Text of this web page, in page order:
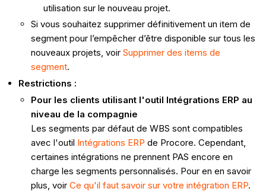
utilisation sur le nouveau projet.
Si vous souhaitez supprimer définitivement un item de
segment pour l’empêcher d’être disponible sur tous les
nouveaux projets, voirSupprimer des items de
segment.
Restrictions :
Pour les clients utilisant l'outil Intégrations ERP au
niveau de la compagnie
Les segments par défaut de WBS sont compatibles
avec l'outil Intégrations ERP de Procore. Cependant,
certaines intégrations ne prennent PAS encore en
charge les segments personnalisés. Pour en en savoir
plus, voirCe qu'il faut savoir sur votre intégration ERP.